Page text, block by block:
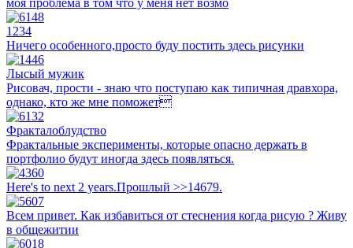
моя проблема в том что у меня нет возмо
1234
Ничего особенного,просто буду постить здесь рисунки
Лысый мужик
Рисовач, прости - знаю что поступаю как типичная дравхора,
однако, кто же мне поможет
Фракталоблудство
Фрактальные эксперименты, которые опасно держать в
портфолио будут иногда здесь появляться.
Here's to next 2 years.Прошлый >>14679.
Всем привет. Как избавиться от стеснения когда рисую ? Живу
в общежитии